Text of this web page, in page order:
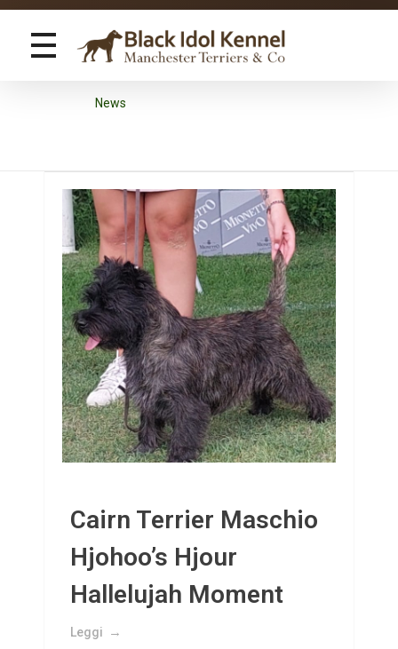
News
Cairn Terrier Maschio
Hjohoo’s Hjour
Hallelujah Moment
Leggi